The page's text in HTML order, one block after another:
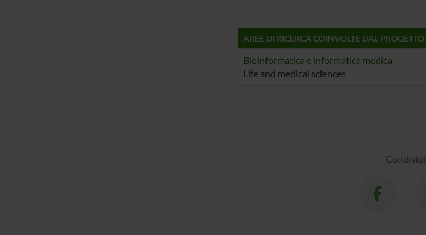
AREE DI RICERCA COINVOLTE DAL PROGETTO
Bioinformatica e informatica medica
Life and medical sciences
Condividi